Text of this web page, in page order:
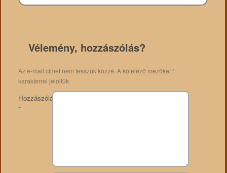
Vélemény, hozzászólás?
Az e-mail címet nem tesszük közzé. A kötelező mezőket*
karakterrel jelöltük
Hozzászólás
*